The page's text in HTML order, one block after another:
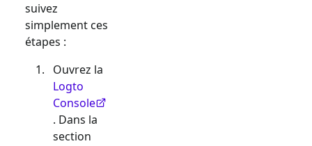
suivez
simplement ces
étapes :
Ouvrez la
Logto
Console
. Dans la
section